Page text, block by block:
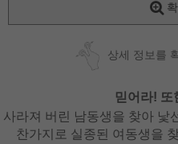
상세 정보를
믿어라! 또
사라져 버린 남동생을 찾아 낯
찬가지로 실종된 여동생을